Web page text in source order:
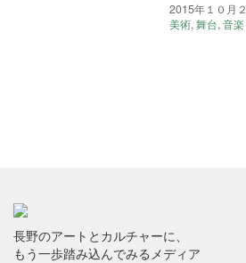
2015年１０月
美術,舞台,音楽
長野のアートとカルチャーに、
もう一歩踏み込んでみるメディア